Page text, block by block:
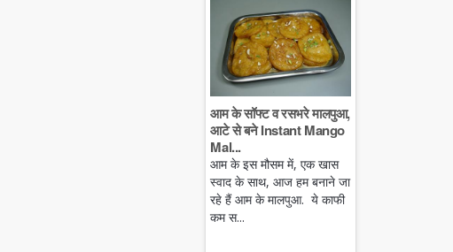
आम के सॉफ्ट व रसभरे मालपुआ,
आटे से बने Instant Mango
Mal...
आम के इस मौसम में, एक खास
स्वाद के साथ, आज हम बनाने जा
रहे हैं आम के मालपुआ. ये काफी
कम स...